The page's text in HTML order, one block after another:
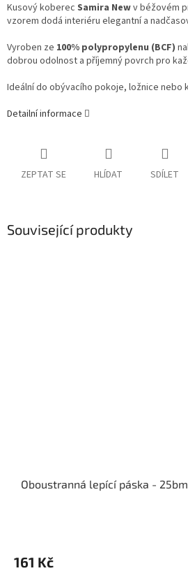
Kusový koberec Samira Newv béžovém
vzorem dodá interiéru elegantní a
Vyroben ze 100% polypropylenu (BCF)
dobrou odolnost a příjemný povrch pro
Ideální do obývacího pokoje, ložnice nebo
Detailní informace
ZEPTAT SE HLÍDAT SDÍLET
Související produkty
Oboustranná lepící páska -
161 Kč